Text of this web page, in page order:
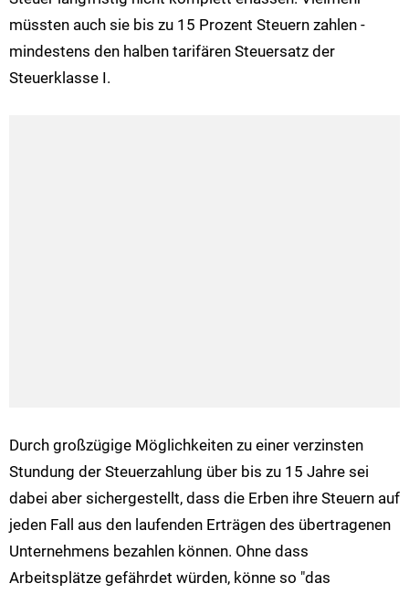
müssten auch sie bis zu 15 Prozent Steuern zahlen -
mindestens den halben tarifären Steuersatz der
Steuerklasse I.
Durch großzügige Möglichkeiten zu einer verzinsten
Stundung der Steuerzahlung über bis zu 15 Jahre sei
dabei aber sichergestellt, dass die Erben ihre Steuern auf
jeden Fall aus den laufenden Erträgen des übertragenen
Unternehmens bezahlen können. Ohne dass
Arbeitsplätze gefährdet würden, könne so "das